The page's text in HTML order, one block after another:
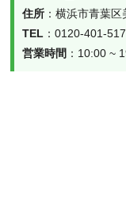
住所 ：横浜市青葉
TEL ：0120‐401‐517
営業時間 ：10:00 ~